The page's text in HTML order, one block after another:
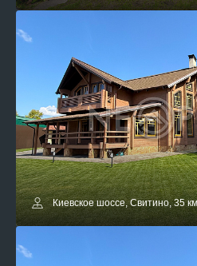
Киевское шоссе, Свитино, 35